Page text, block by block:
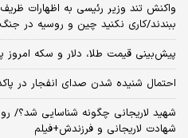
واکنش تند وزیر رئیسی به اظهارات
ببندند/کاری نکنید چین و روسیه در
پیش‌بینی قیمت طلا، دلار و سکه امروز پنجشنبه ۱۵
احتمال شنیده شدن صدای انفجار در
شهید لاریجانی چگونه شناسایی شد؟/
شهادت لاریجانی و فرزندش+فیلم